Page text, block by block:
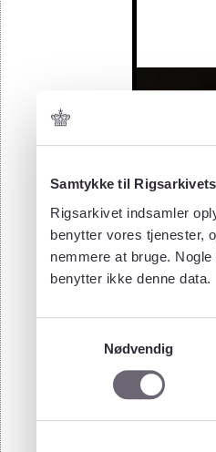
Samtykke til
Rigsarkivet indsamler
benytter vores tjenester,
nemmere at bruge.
benytter ikke denne data.
Nødvendig